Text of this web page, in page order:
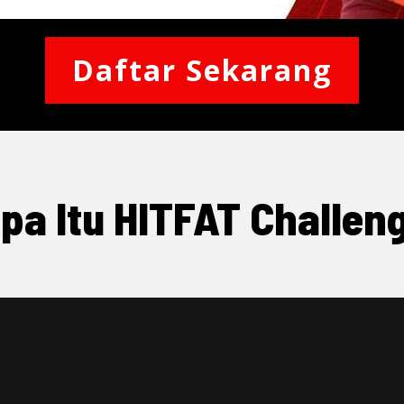
Daftar Sekarang
Itu HITFAT